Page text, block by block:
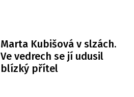
Marta Kubišová v slzách.
Ve vedrech se jí udusil
blízký přítel